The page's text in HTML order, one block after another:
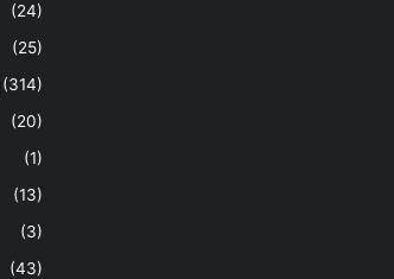
(24)
(25)
(314)
(20)
(1)
(13)
(3)
(43)